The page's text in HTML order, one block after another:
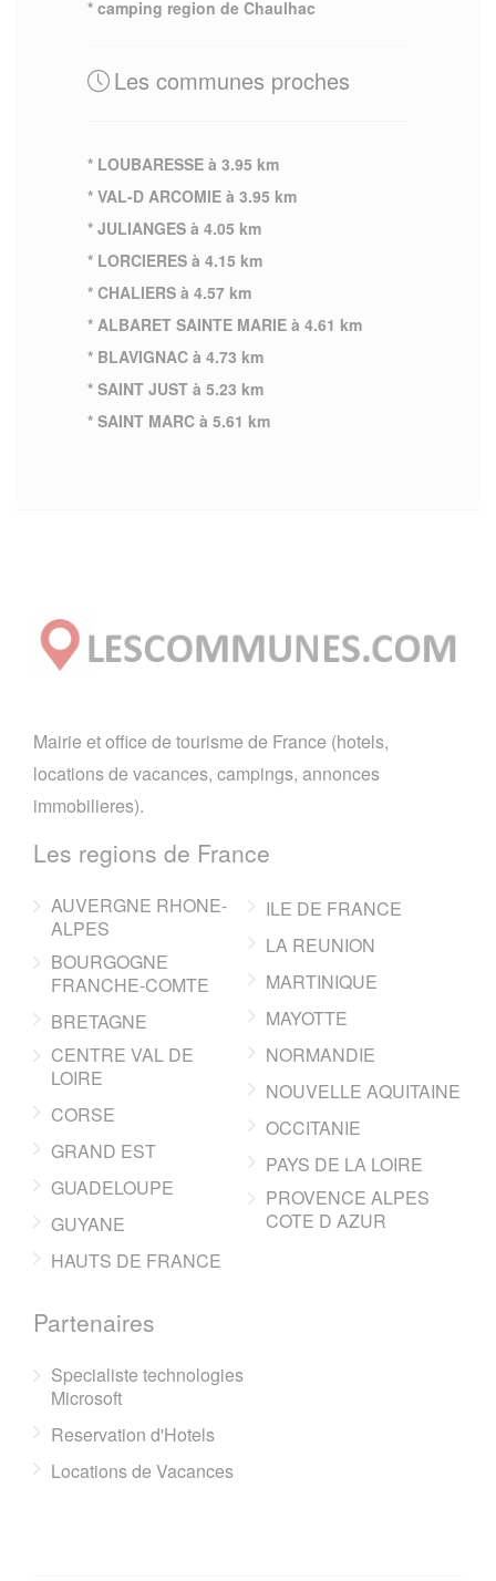
* camping region de Chaulhac
Les communes proches
* LOUBARESSE à 3.95 km
* VAL-D ARCOMIE à 3.95 km
* JULIANGES à 4.05 km
* LORCIERES à 4.15 km
* CHALIERS à 4.57 km
* ALBARET SAINTE MARIE à 4.61 km
* BLAVIGNAC à 4.73 km
* SAINT JUST à 5.23 km
* SAINT MARC à 5.61 km
Mairie et office de tourisme de France (hotels,
locations de vacances, campings, annonces
immobilieres).
Les regions de France
AUVERGNE RHONE-
ALPES
BOURGOGNE
FRANCHE-COMTE
BRETAGNE
CENTRE VAL DE
LOIRE
CORSE
GRAND EST
GUADELOUPE
GUYANE
HAUTS DE FRANCE
ILE DE FRANCE
LA REUNION
MARTINIQUE
MAYOTTE
NORMANDIE
NOUVELLE AQUITAINE
OCCITANIE
PAYS DE LA LOIRE
PROVENCE ALPES
COTE D AZUR
Partenaires
Specialiste technologies
Microsoft
Reservation d'Hotels
Locations de Vacances